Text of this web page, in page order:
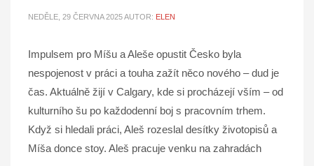
NEDĚLE, 29 ČERVNA 2025AUTOR: ELEN
Impulsem pro Míšu a Aleše opustit Česko byla
nespojenost v práci a touha zažít něco nového – dud je
čas. Aktuálně žijí v Calgary, kde si procházejí vším – od
kulturního šu po každodenní boj s pracovním trhem.
Když si hledali práci, Aleš rozeslal desítky životopisů a
Míša donce stoy. Aleš pracuje venku na zahradách